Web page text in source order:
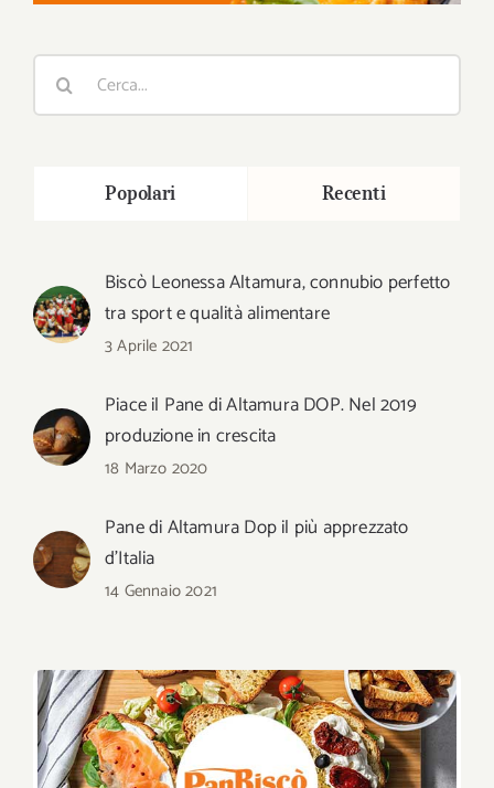
Cerca
Popolari Recenti
Biscò Leonessa Altamura, connubio perfetto
tra sport e qualità alimentare
3 Aprile 2021
Piace il Pane di Altamura DOP. Nel 2019
produzione in crescita
18 Marzo 2020
Pane di Altamura Dop il più apprezzato
d’Italia
14 Gennaio 2021